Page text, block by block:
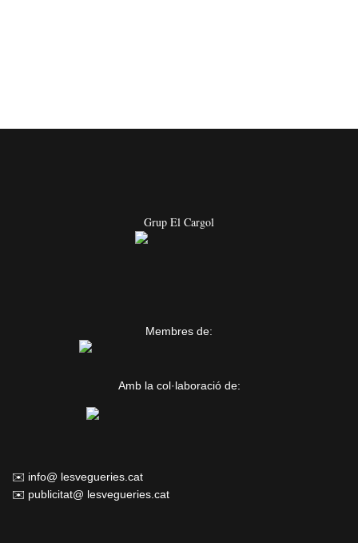
Grup El Cargol
Membres de:
Amb la col·laboració de:
✉️ info@ lesvegueries.cat
✉️ publicitat@ lesvegueries.cat